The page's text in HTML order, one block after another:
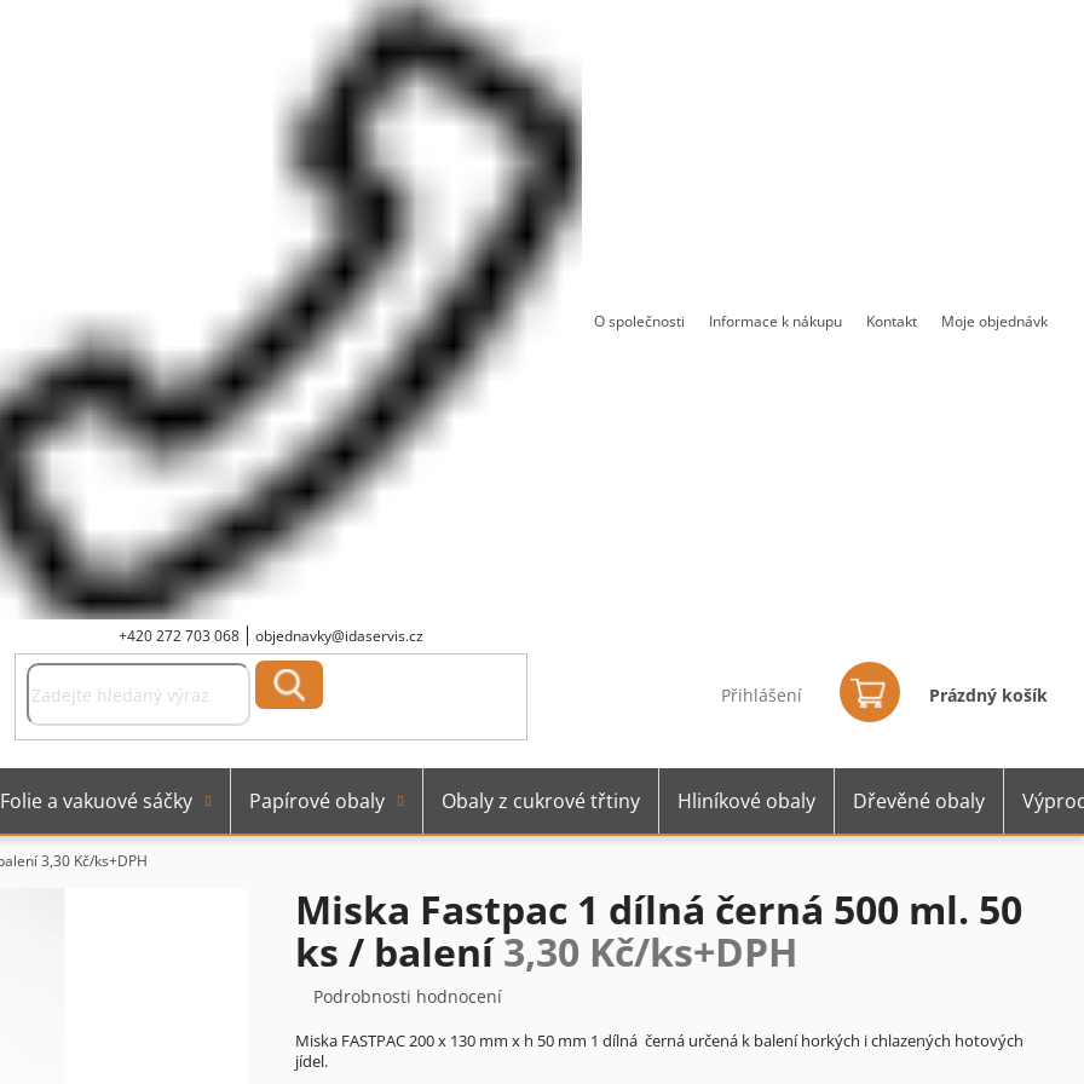
+420 272 703 068 objednavky@idaservis.cz
O společnosti Informace k nákupu Kontakt Moje objednávka
Přihlášení
košík
Prázdný košík
Folie a vakuové sáčky Papírové obaly Obaly z cukrové třtiny Hliníkové obaly Dřevěné obaly
3,30 Kč/ks+DPH
Miska Fastpac 1 dílná černá 500 ml. 50
ks / balení3,30 Kč/ks+DPH
Průměrné
produktu
je
Podrobnosti hodnocení
Miska FASTPAC 200 x 130 mm x h 50 mm 1 dílná černá určená k balení horkých i chlazených hotových
jídel.